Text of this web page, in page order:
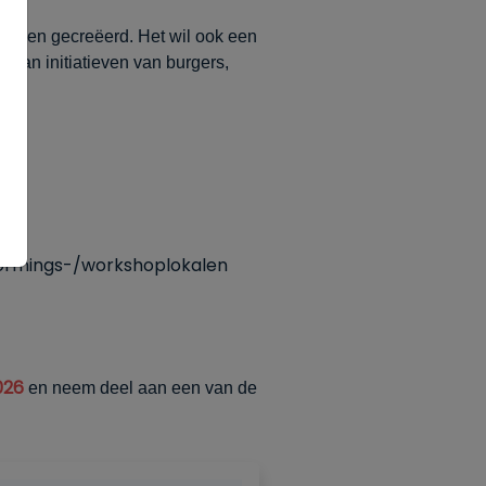
gecreëerd. Het wil ook een
van initiatieven van burgers,
workshoplokalen
en neem deel aan een van de